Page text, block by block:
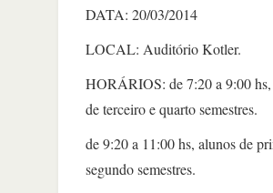
DATA: 20/03/2014
LOCAL: Auditório Kotler.
HORÁRIOS: de 7:20 a 9:00
de terceiro e quarto semestres.
de 9:20 a 11:00 hs, alunos de
segundo semestres.